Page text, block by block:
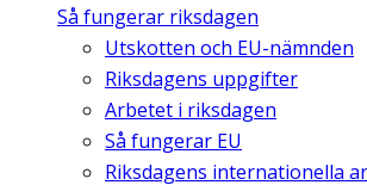
Så fungerar riksdagen
Utskotten och EU-nämnden
Riksdagens uppgifter
Arbetet i riksdagen
Så fungerar EU
Riksdagens internationella